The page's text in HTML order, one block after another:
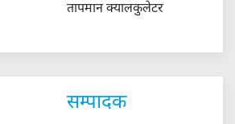
तापमान क्यालकुलेटर
सम्पादक